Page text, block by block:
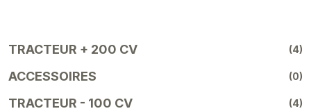
TRACTEUR + 200 CV (4)
ACCESSOIRES (0)
TRACTEUR - 100 CV (4)